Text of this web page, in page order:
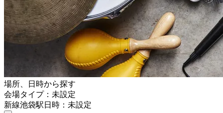
場所、日時から探す
会場タイプ：未設定
新線池袋駅日時：未設定